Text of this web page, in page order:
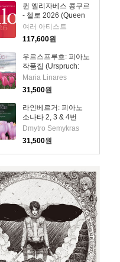
아티스트
퀸 엘리자베스 콩쿠르
- 첼로 2026 (Queen
Elisabeth
Competition: Cello
2026) (4CD) - 여러
아티스트
여러 아티스트
117,600원
우르스프루흐: 피아노
작품집 (Urspruch:
Piano Works)(CD) -
Maria Linares
Maria Linares
31,500원
라인베르거: 피아노
소나타 2, 3 & 4번
(Rheinberger: Piano
Sonatas Nos. 2, 3 &
4)(CD) - Dmytro
Semykras
Dmytro Semykras
31,500원